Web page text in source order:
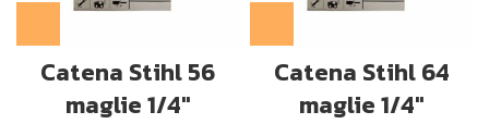
Catena Stihl 56
maglie 1/4″
Catena Stihl 64
maglie 1/4″